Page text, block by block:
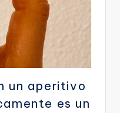
un aperitivo
es un